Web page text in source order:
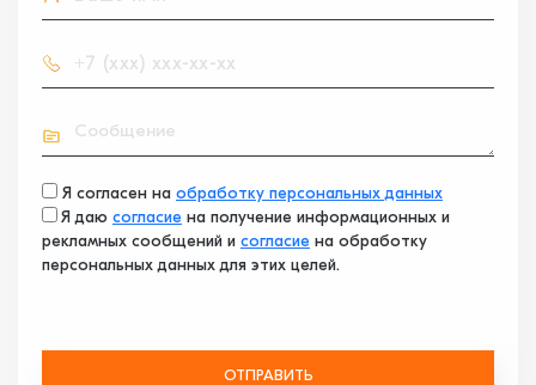
Я согласен на обработку персональных данных
Я даю согласие на получение информационных и
рекламных сообщений и согласие на обработку
персональных данных для этих целей.
ОТПРАВИТЬ